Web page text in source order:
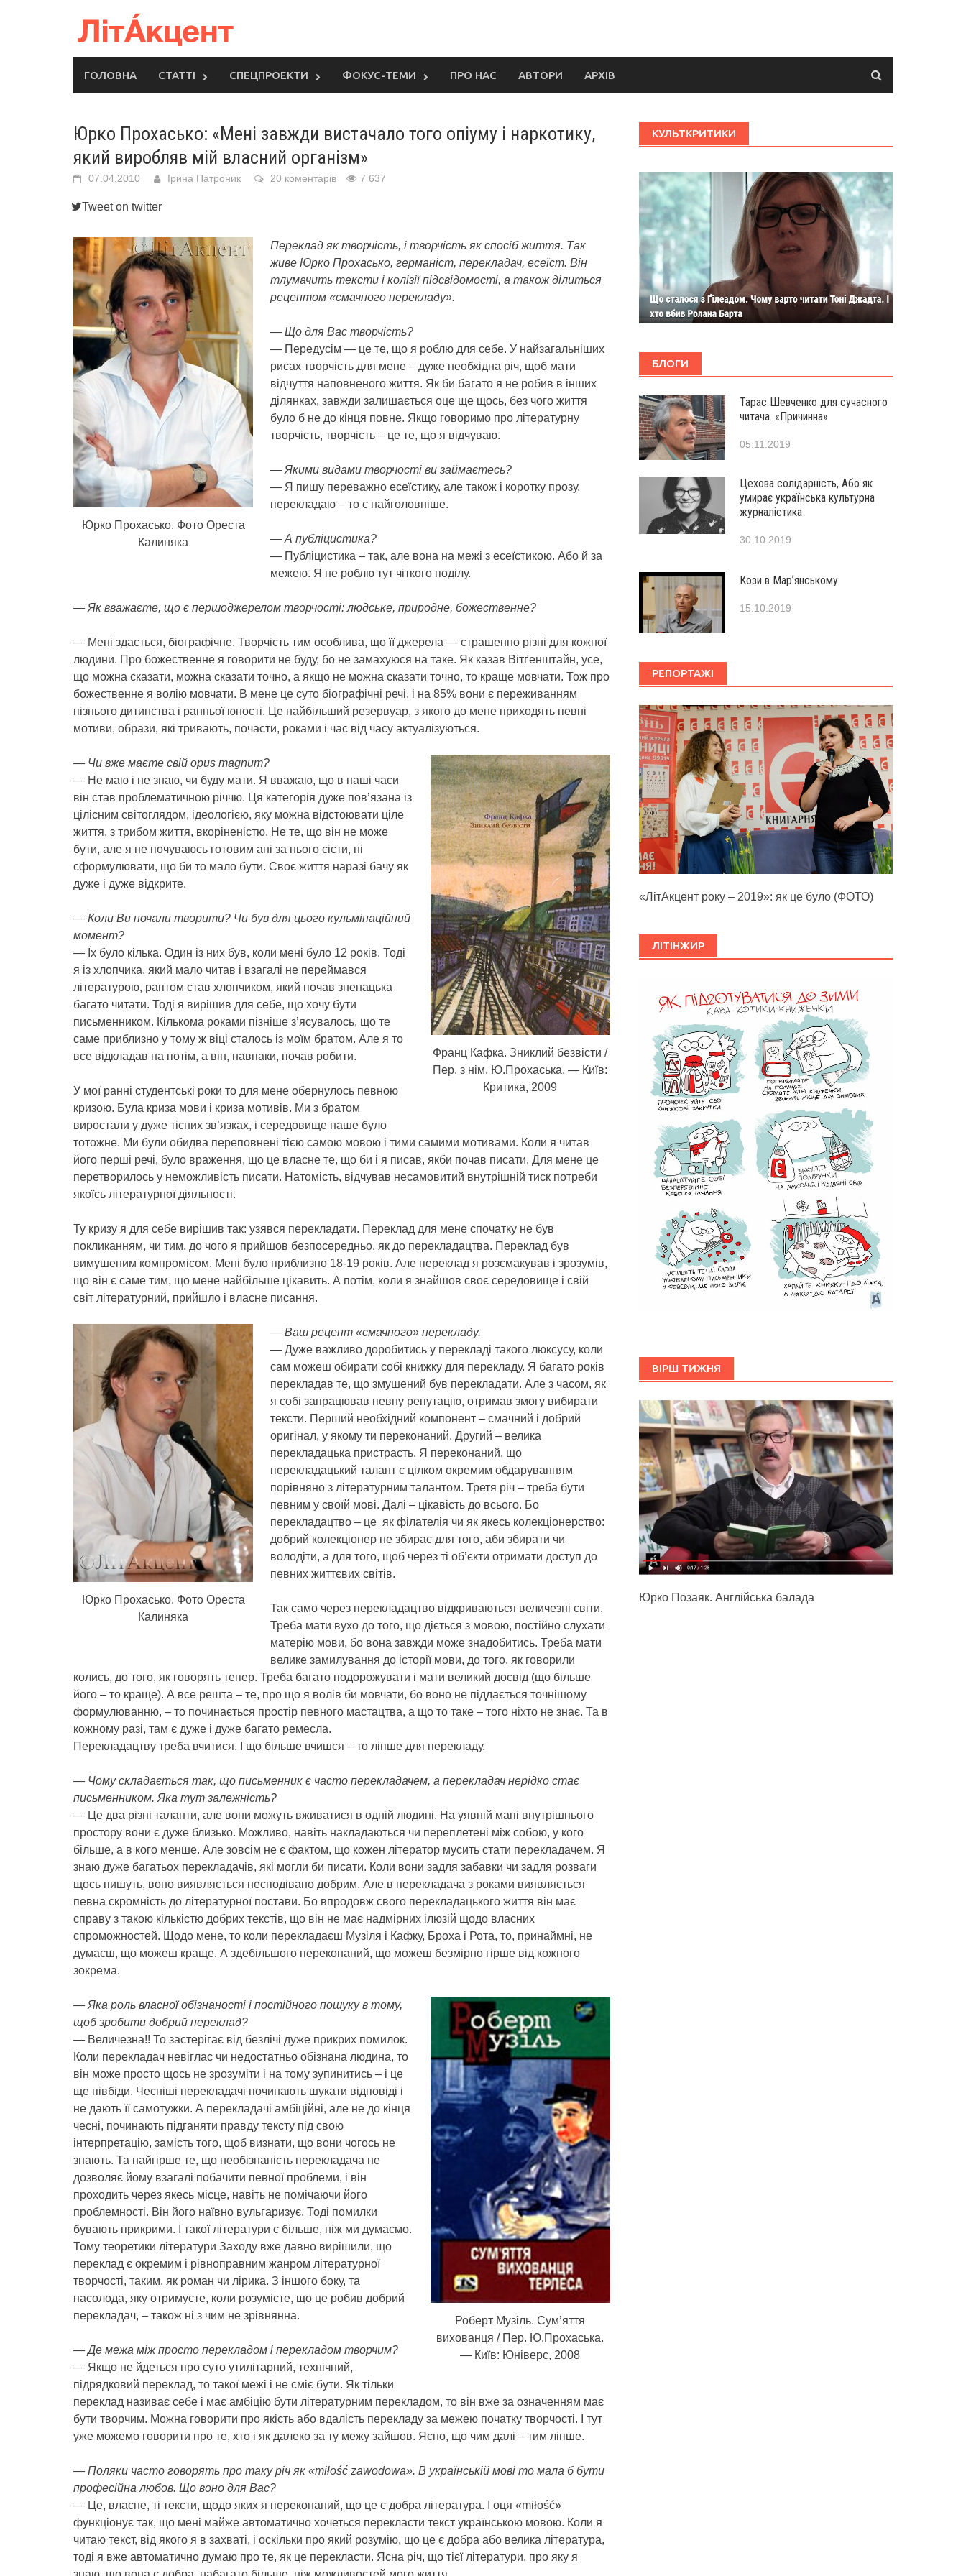
ГОЛОВНА СТАТТІ СПЕЦПРОЕКТИ ФОКУС-ТЕМИ ПРО НАС АВТОРИ АРХІВ
Юрко Прохасько: «Мені завжди вистачало того опіуму і наркотику,
який виробляв мій власний організм»
07.04.2010 Ірина Патроник 20 коментарів 7 637
Tweet on twitter
Юрко Прохасько. Фото Ореста
Калиняка
Переклад як творчість, і творчість як спосіб життя. Так
живе Юрко Прохасько, германіст, перекладач, есеїст. Він
тлумачить тексти і колізії підсвідомості, а також ділиться
рецептом «смачного перекладу».
— Що для Вас творчість?
— Передусім — це те, що я роблю для себе. У найзагальніших
рисах творчість для мене – дуже необхідна річ, щоб мати
відчуття наповненого життя. Як би багато я не робив в інших
ділянках, завжди залишається оце ще щось, без чого життя
було б не до кінця повне. Якщо говоримо про літературну
творчість, творчість – це те, що я відчуваю.
— Якими видами творчості ви займаєтесь?
— Я пишу переважно есеїстику, але також і коротку прозу,
перекладаю – то є найголовніше.
— А публіцистика?
— Публіцистика – так, але вона на межі з есеїстикою. Або й за
межею. Я не роблю тут чіткого поділу.
— Як вважаєте, що є першоджерелом творчості: людське, природне, божественне?
— Мені здається, біографічне. Творчість тим особлива, що її джерела — страшенно різні для кожної
людини. Про божественне я говорити не буду, бо не замахуюся на таке. Як казав Вітґенштайн, усе,
що можна сказати, можна сказати точно, а якщо не можна сказати точно, то краще мовчати. Тож про
божественне я волію мовчати. В мене це суто біографічні речі, і на 85% вони є переживанням
пізнього дитинства і ранньої юності. Це найбільший резервуар, з якого до мене приходять певні
мотиви, образи, які тривають, почасти, роками і час від часу актуалізуються.
Франц Кафка. Зниклий безвісти /
Пер. з нім. Ю.Прохаська. — Київ:
Критика, 2009
— Чи вже маєте свій opus magnum?
— Не маю і не знаю, чи буду мати. Я вважаю, що в наші часи
він став проблематичною річчю. Ця категорія дуже пов’язана із
цілісним світоглядом, ідеологією, яку можна відстоювати ціле
життя, з трибом життя, вкоріненістю. Не те, що він не може
бути, але я не почуваюсь готовим ані за нього сісти, ні
сформулювати, що би то мало бути. Своє життя наразі бачу як
дуже і дуже відкрите.
— Коли Ви почали творити? Чи був для цього кульмінаційний
момент?
— Їх було кілька. Один із них був, коли мені було 12 років. Тоді
я із хлопчика, який мало читав і взагалі не переймався
літературою, раптом став хлопчиком, який почав зненацька
багато читати. Тоді я вирішив для себе, що хочу бути
письменником. Кількома роками пізніше з’ясувалось, що те
саме приблизно у тому ж віці сталось із моїм братом. Але я то
все відкладав на потім, а він, навпаки, почав робити.
У мої ранні студентські роки то для мене обернулось певною
кризою. Була криза мови і криза мотивів. Ми з братом
виростали у дуже тісних зв’язках, і середовище наше було
тотожне. Ми були обидва переповнені тією самою мовою і тими самими мотивами. Коли я читав
його перші речі, було враження, що це власне те, що би і я писав, якби почав писати. Для мене це
перетворилось у неможливість писати. Натомість, відчував несамовитий внутрішній тиск потреби
якоїсь літературної діяльності.
Ту кризу я для себе вирішив так: узявся перекладати. Переклад для мене спочатку не був
покликанням, чи тим, до чого я прийшов безпосередньо, як до перекладацтва. Переклад був
вимушеним компромісом. Мені було приблизно 18-19 років. Але переклад я розсмакував і зрозумів,
що він є саме тим, що мене найбільше цікавить. А потім, коли я знайшов своє середовище і свій
світ літературний, прийшло і власне писання.
Юрко Прохасько. Фото Ореста
Калиняка
— Ваш рецепт «смачного» перекладу.
— Дуже важливо доробитись у перекладі такого люксусу, коли
сам можеш обирати собі книжку для перекладу. Я багато років
перекладав те, що змушений був перекладати. Але з часом, як
я собі запрацював певну репутацію, отримав змогу вибирати
тексти. Перший необхідний компонент – смачний і добрий
оригінал, у якому ти переконаний. Другий – велика
перекладацька пристрасть. Я переконаний, що
перекладацький талант є цілком окремим обдаруванням
порівняно з літературним талантом. Третя річ – треба бути
певним у своїй мові. Далі – цікавість до всього. Бо
перекладацтво – це як філателія чи як якесь колекціонерство:
добрий колекціонер не збирає для того, аби збирати чи
володіти, а для того, щоб через ті об’єкти отримати доступ до
певних життєвих світів.
Так само через перекладацтво відкриваються величезні світи.
Треба мати вухо до того, що діється з мовою, постійно слухати
матерію мови, бо вона завжди може знадобитись. Треба мати
велике замилування до історії мови, до того, як говорили
колись, до того, як говорять тепер. Треба багато подорожувати і мати великий досвід (що більше
його – то краще). А все решта – те, про що я волів би мовчати, бо воно не піддається точнішому
формулюванню, – то починається простір певного мастацтва, а що то таке – того ніхто не знає. Та в
кожному разі, там є дуже і дуже багато ремесла.
Перекладацтву треба вчитися. І що більше вчишся – то ліпше для перекладу.
— Чому складається так, що письменник є часто перекладачем, а перекладач нерідко стає
письменником. Яка тут залежність?
— Це два різні таланти, але вони можуть вживатися в одній людині. На уявній мапі внутрішнього
простору вони є дуже близько. Можливо, навіть накладаються чи переплетені між собою, у кого
більше, а в кого менше. Але зовсім не є фактом, що кожен літератор мусить стати перекладачем. Я
знаю дуже багатьох перекладачів, які могли би писати. Коли вони задля забавки чи задля розваги
щось пишуть, воно виявляється несподівано добрим. Але в перекладача з роками виявляється
певна скромність до літературної постави. Бо впродовж свого перекладацького життя він має
справу з такою кількістю добрих текстів, що він не має надмірних ілюзій щодо власних
спроможностей. Щодо мене, то коли перекладаєш Музіля і Кафку, Броха і Рота, то, принаймні, не
думаєш, що можеш краще. А здебільшого переконаний, що можеш безмірно гірше від кожного
зокрема.
Роберт Музіль. Сум’яття
вихованця / Пер. Ю.Прохаська.
— Київ: Юніверс, 2008
— Яка роль власної обізнаності і постійного пошуку в тому,
щоб зробити добрий переклад?
— Величезна!! То застерігає від безлічі дуже прикрих помилок.
Коли перекладач невіглас чи недостатньо обізнана людина, то
він може просто щось не зрозуміти і на тому зупинитись – і це
ще півбіди. Чесніші перекладачі починають шукати відповіді і
не дають її самотужки. А перекладачі амбіційні, але не до кінця
чесні, починають підганяти правду тексту під свою
інтерпретацію, замість того, щоб визнати, що вони чогось не
знають. Та найгірше те, що необізнаність перекладача не
дозволяє йому взагалі побачити певної проблеми, і він
проходить через якесь місце, навіть не помічаючи його
проблемності. Він його наївно вульгаризує. Тоді помилки
бувають прикрими. І такої літератури є більше, ніж ми думаємо.
Тому теоретики літератури Заходу вже давно вирішили, що
переклад є окремим і рівноправним жанром літературної
творчості, таким, як роман чи лірика. З іншого боку, та
насолода, яку отримуєте, коли розумієте, що це робив добрий
перекладач, – також ні з чим не зрівнянна.
— Де межа між просто перекладом і перекладом творчим?
— Якщо не йдеться про суто утилітарний, технічний,
підрядковий переклад, то такої межі і не сміє бути. Як тільки
переклад називає себе і має амбіцію бути літературним перекладом, то він вже за означенням має
бути творчим. Можна говорити про якість або вдалість перекладу за межею початку творчості. І тут
уже можемо говорити про те, хто і як далеко за ту межу зайшов. Ясно, що чим далі – тим ліпше.
— Поляки часто говорять про таку річ як «miłość zawodowa». В українській мові то мала б бути
професійна любов. Що воно для Вас?
— Це, власне, ті тексти, щодо яких я переконаний, що це є добра література. І оця «miłość»
функціонує так, що мені майже автоматично хочеться перекласти текст українською мовою. Коли я
читаю текст, від якого я в захваті, і оскільки про який розумію, що це є добра або велика література,
тоді я вже автоматично думаю про те, як це перекласти. Ясна річ, що тієї літератури, про яку я
КУЛЬТКРИТИКИ
БЛОГИ
Тарас Шевченко для сучасного
читача. «Причинна»
05.11.2019
Цехова солідарність, Або як
умирає українська культурна
журналістика
30.10.2019
Кози в Марʼянському
15.10.2019
РЕПОРТАЖІ
«ЛітАкцент року – 2019»: як це було (ФОТО)
ЛІТІНЖИР
ВІРШ ТИЖНЯ
Юрко Позаяк. Англійська балада